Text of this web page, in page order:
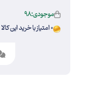
موجودی:98
0 امتیاز با خرید این کالا